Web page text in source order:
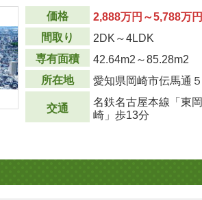
価格
2,888万円～5,788万円
間取り
2DK～4LDK
専有面積
42.64m2 ～85.28m2
所在地
愛知県岡崎市伝馬通５
交通
名鉄名古屋本線「東岡
崎」歩13分